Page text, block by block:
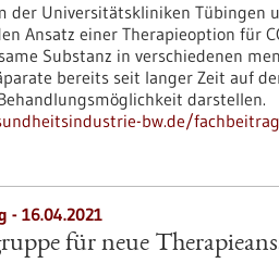
der Universitätskliniken
Ansatz einer Therapieoption für
Substanz in verschiedenen
bereits seit langer Zeit auf
darstellen.
bw.de/
- 16.04.2021
für neue